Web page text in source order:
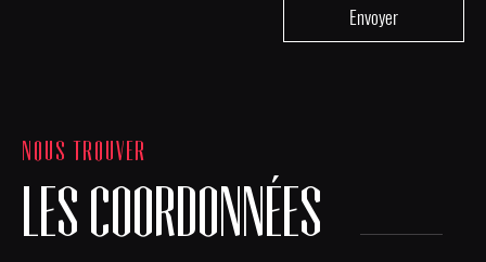
NOUS TROUVER
LES COORDONNÉES